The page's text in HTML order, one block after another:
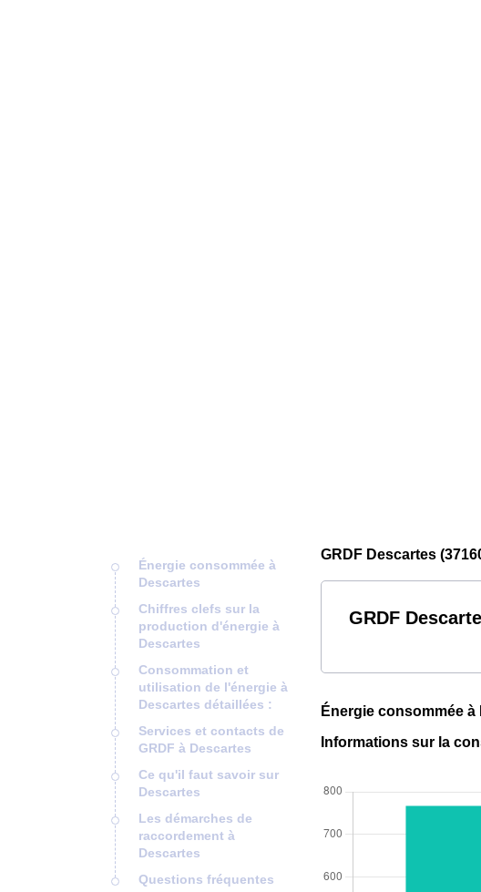
Énergie consommée à
Descartes
Chiffres clefs sur la
production d'énergie à
Descartes
Consommation et
utilisation de l'énergie à
Descartes détaillées :
Services et contacts de
GRDF à Descartes
Ce qu'il faut savoir sur
Descartes
Les démarches de
raccordement à
Descartes
Questions fréquentes
GRDF Descartes
GRDF
Énergie consommée à
Informations sur la